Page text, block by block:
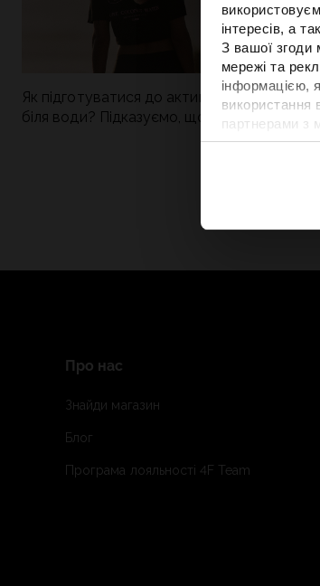
інтересів, а
З вашої згоди
мережі та
інформацією,
використання
партнерами з
Детальну
Як підготуватися до активного дня
біля води? Підказуємо, що зібрати до
Про нас
Знайди магазин
Блог
Програма лояльності 4F Team